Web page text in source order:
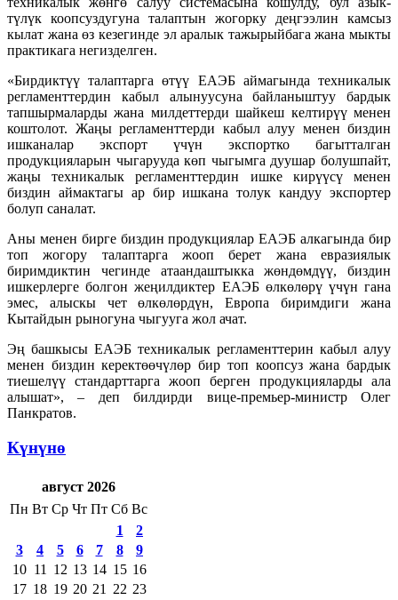
түлүк коопсуздугуна талаптын жогорку деңгээлин камсыз
кылат жана өз кезегинде эл аралык тажырыйбага жана мыкты
практикага негизделген.
«Бирдиктүү талаптарга өтүү ЕАЭБ аймагында техникалык
регламенттердин кабыл алынуусуна байланыштуу бардык
тапшырмаларды жана милдеттерди шайкеш келтирүү менен
коштолот. Жаңы регламенттерди кабыл алуу менен биздин
ишканалар экспорт үчүн экспортко багытталган
продукцияларын чыгарууда көп чыгымга дуушар болушпайт,
жаңы техникалык регламенттердин ишке кирүүсү менен
биздин аймактагы ар бир ишкана толук кандуу экспортер
болуп саналат.
Аны менен бирге биздин продукциялар ЕАЭБ алкагында бир
топ жогору талаптарга жооп берет жана евразиялык
биримдиктин чегинде атаандаштыкка жөндөмдүү, биздин
ишкерлерге болгон жеңилдиктер ЕАЭБ өлкөлөрү үчүн гана
эмес, алыскы чет өлкөлөрдүн, Европа биримдиги жана
Кытайдын рыногуна чыгууга жол ачат.
Эң башкысы ЕАЭБ техникалык регламенттерин кабыл алуу
менен биздин керектөөчүлөр бир топ коопсуз жана бардык
тиешелүү стандарттарга жооп берген продукцияларды ала
алышат», – деп билдирди вице-премьер-министр Олег
Панкратов.
Күнүнө
август 2026
Пн Вт Ср Чт Пт Сб Вс
1
2
3
4 5 6 7 8
9
10 11 12 13 14 15 16
17 18 19 20 21 22 23